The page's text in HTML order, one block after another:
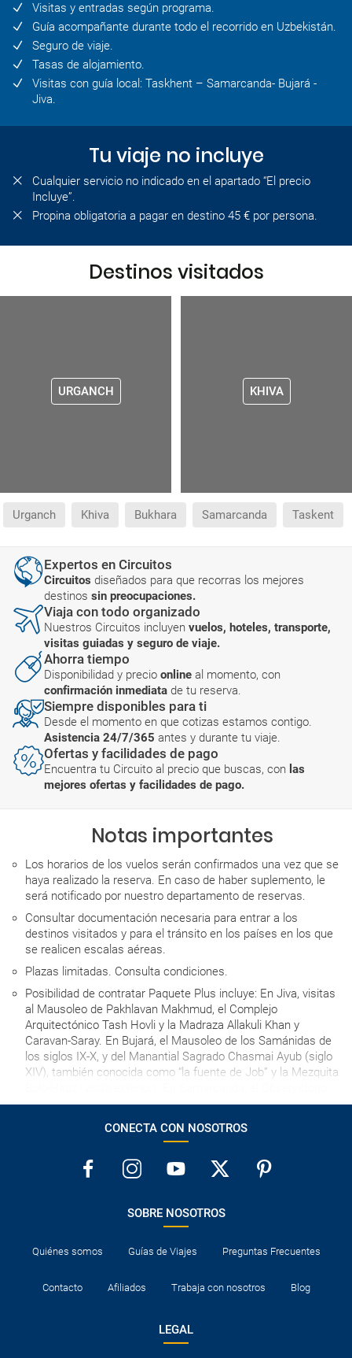
Visitas y entradas según programa.
Guía acompañante durante todo el recorrido en Uzbekistán.
Seguro de viaje.
Tasas de alojamiento.
Visitas con guía local: Taskhent – Samarcanda- Bujará -
Jiva.
Tu viaje no incluye
Cualquier servicio no indicado en el apartado “El precio
Incluye”.
Propina obligatoria a pagar en destino 45 € por persona.
Destinos visitados
URGANCH KHIVA
Urganch Khiva Bukhara Samarcanda Taskent
Expertos en Circuitos
Circuitos diseñados para que recorras los mejores
destinos sin preocupaciones.
Viaja con todo organizado
Nuestros Circuitos incluyen vuelos, hoteles, transporte,
visitas guiadas y seguro de viaje.
Ahorra tiempo
Disponibilidad y precio online al momento, con
confirmación inmediata de tu reserva.
Siempre disponibles para ti
Desde el momento en que cotizas estamos contigo.
Asistencia 24/7/365 antes y durante tu viaje.
Ofertas y facilidades de pago
Encuentra tu Circuito al precio que buscas, con las
mejores ofertas y facilidades de pago.
Notas importantes
Los horarios de los vuelos serán confirmados una vez que se
haya realizado la reserva. En caso de haber suplemento, le
será notificado por nuestro departamento de reservas.
Consultar documentación necesaria para entrar a los
destinos visitados y para el tránsito en los países en los que
se realicen escalas aéreas.
Plazas limitadas. Consulta condiciones.
Posibilidad de contratar Paquete Plus incluye: En Jiva, visitas
al Mausoleo de Pakhlavan Makhmud, el Complejo
Arquitectónico Tash Hovli y la Madraza Allakuli Khan y
Caravan-Saray. En Bujará, el Mausoleo de los Samánidas de
los siglos IX-X, y del Manantial Sagrado Chasmai Ayub (siglo
XIV), también conocida como “la fuente de Job” y la Mezquita
de Ulugbek, lugar edificado en el siglo XV, y su Museo.
CONECTA CON NOSOTROS
SOBRE NOSOTROS
Quiénes somos Guías de Viajes Preguntas Frecuentes
Contacto Afiliados Trabaja con nosotros Blog
LEGAL